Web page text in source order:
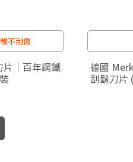
不刮傷
片｜百年鋼鐵
德國
刮鬍刀片